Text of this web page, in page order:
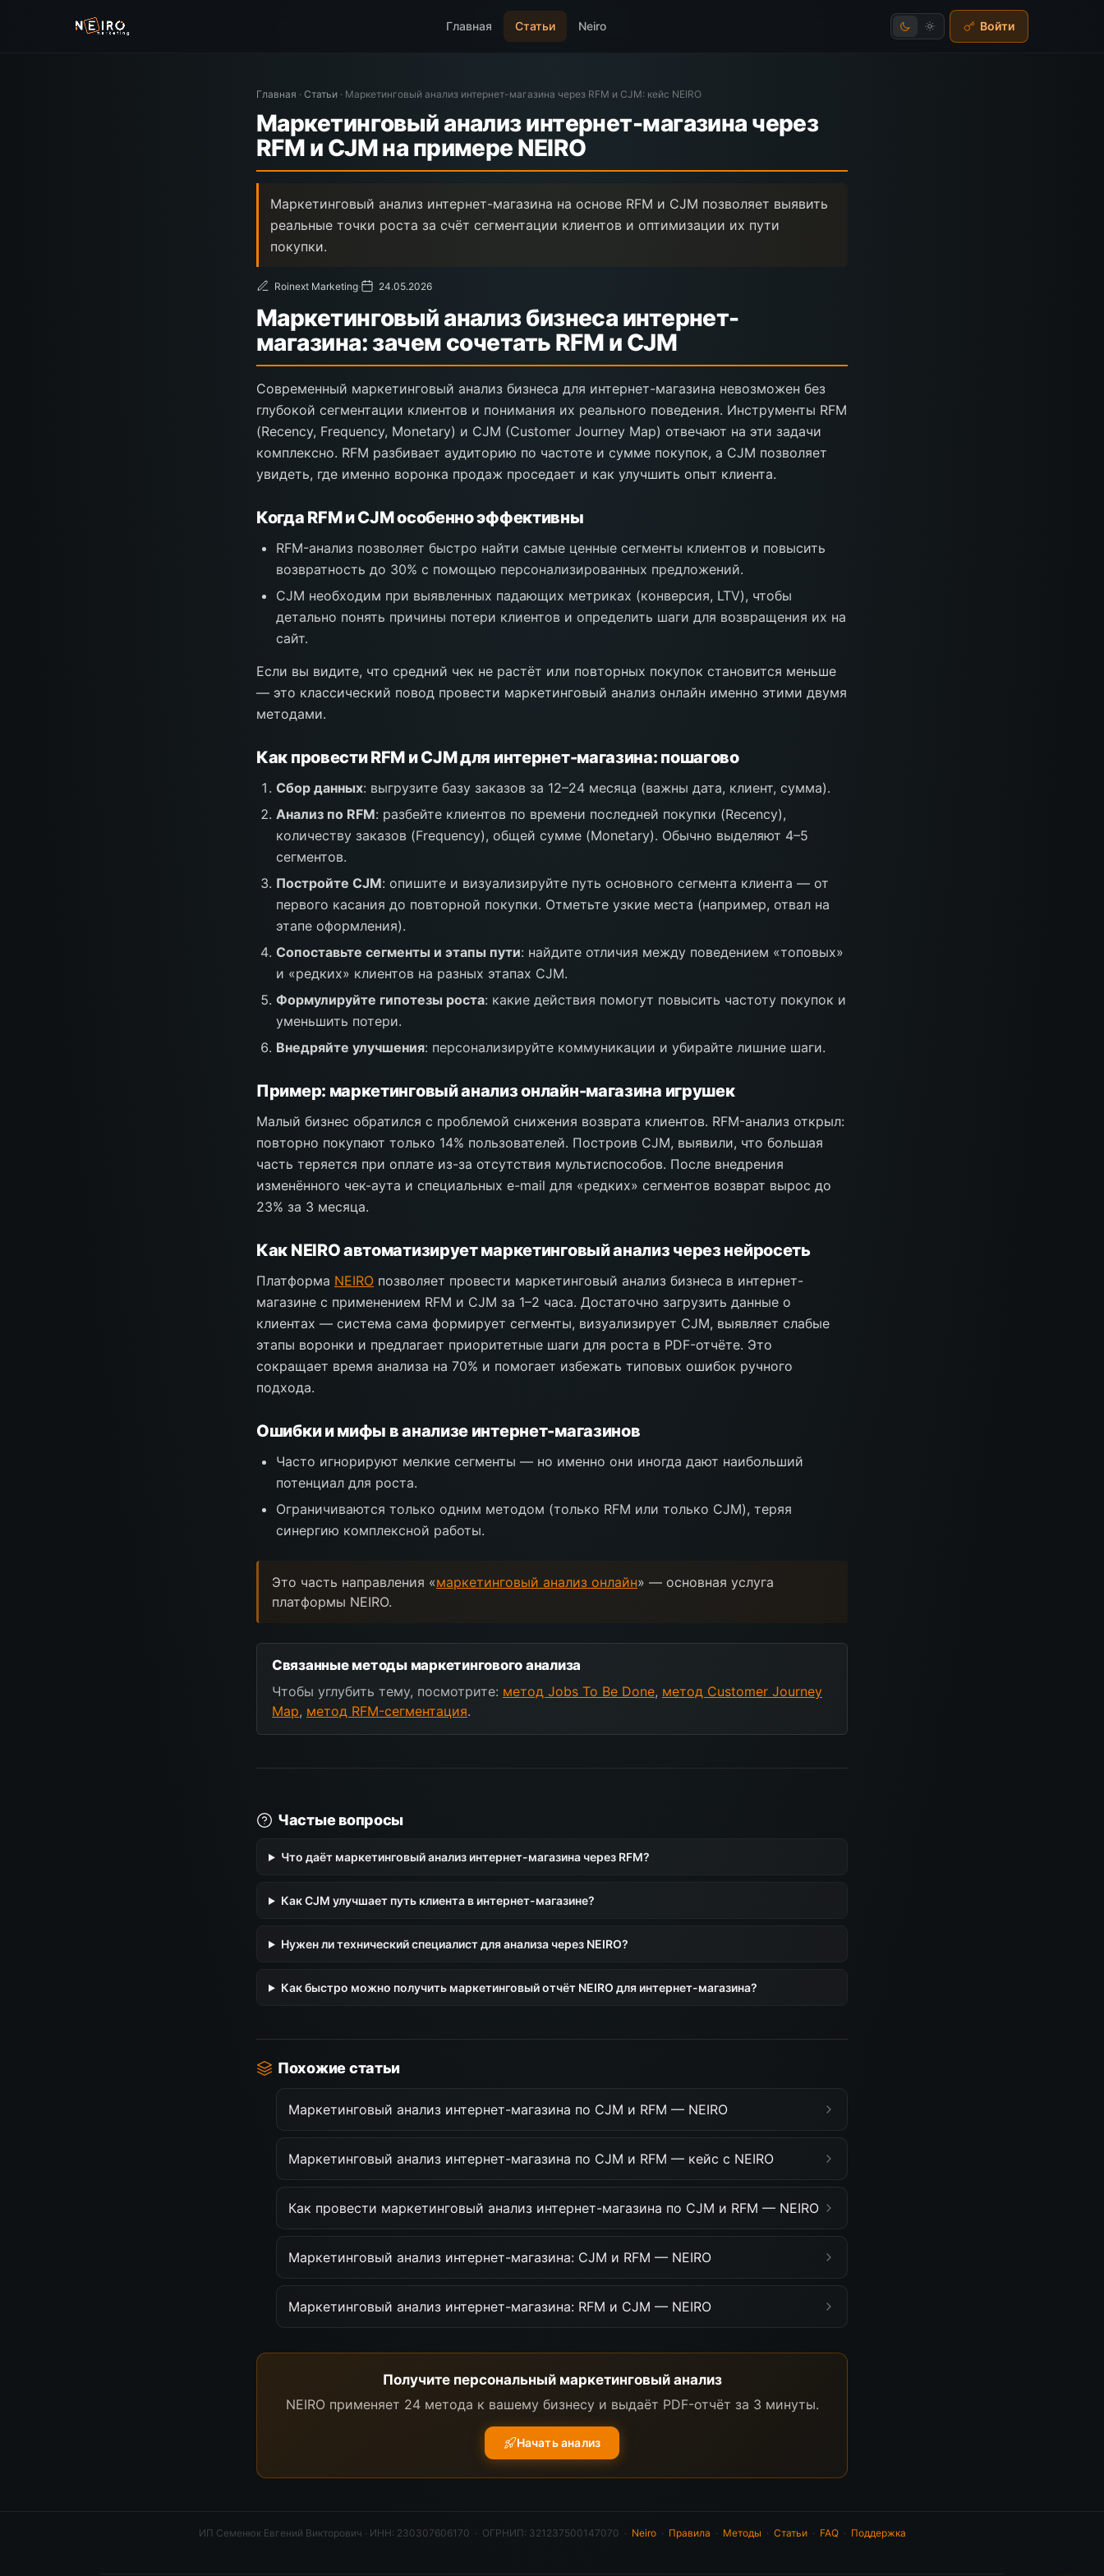
Главная Статьи Neiro Войти
Главная · Статьи · Маркетинговый анализ интернет-магазина через RFM и CJM: кейс NEIRO
Маркетинговый анализ интернет-магазина через
RFM и CJM на примере NEIRO
Маркетинговый анализ интернет-магазина на основе RFM и CJM позволяет выявить
реальные точки роста за счёт сегментации клиентов и оптимизации их пути
покупки.
Roinext Marketing· 24.05.2026
Маркетинговый анализ бизнеса интернет-
магазина: зачем сочетать RFM и CJM
Современный маркетинговый анализ бизнеса для интернет-магазина невозможен без
глубокой сегментации клиентов и понимания их реального поведения. Инструменты RFM
(Recency, Frequency, Monetary) и CJM (Customer Journey Map) отвечают на эти задачи
комплексно. RFM разбивает аудиторию по частоте и сумме покупок, а CJM позволяет
увидеть, где именно воронка продаж проседает и как улучшить опыт клиента.
Когда RFM и CJM особенно эффективны
RFM-анализ позволяет быстро найти самые ценные сегменты клиентов и повысить
возвратность до 30% с помощью персонализированных предложений.
CJM необходим при выявленных падающих метриках (конверсия, LTV), чтобы
детально понять причины потери клиентов и определить шаги для возвращения их на
сайт.
Если вы видите, что средний чек не растёт или повторных покупок становится меньше
— это классический повод провести маркетинговый анализ онлайн именно этими двумя
методами.
Как провести RFM и CJM для интернет-магазина: пошагово
Сбор данных: выгрузите базу заказов за 12–24 месяца (важны дата, клиент, сумма).
Анализ по RFM: разбейте клиентов по времени последней покупки (Recency),
количеству заказов (Frequency), общей сумме (Monetary). Обычно выделяют 4–5
сегментов.
Постройте CJM: опишите и визуализируйте путь основного сегмента клиента — от
первого касания до повторной покупки. Отметьте узкие места (например, отвал на
этапе оформления).
Сопоставьте сегменты и этапы пути: найдите отличия между поведением «топовых»
и «редких» клиентов на разных этапах CJM.
Формулируйте гипотезы роста: какие действия помогут повысить частоту покупок и
уменьшить потери.
Внедряйте улучшения: персонализируйте коммуникации и убирайте лишние шаги.
Пример: маркетинговый анализ онлайн-магазина игрушек
Малый бизнес обратился с проблемой снижения возврата клиентов. RFM-анализ открыл:
повторно покупают только 14% пользователей. Построив CJM, выявили, что большая
часть теряется при оплате из-за отсутствия мультиспособов. После внедрения
изменённого чек-аута и специальных e-mail для «редких» сегментов возврат вырос до
23% за 3 месяца.
Как NEIRO автоматизирует маркетинговый анализ через нейросеть
Платформа NEIRO позволяет провести маркетинговый анализ бизнеса в интернет-
магазине с применением RFM и CJM за 1–2 часа. Достаточно загрузить данные о
клиентах — система сама формирует сегменты, визуализирует CJM, выявляет слабые
этапы воронки и предлагает приоритетные шаги для роста в PDF-отчёте. Это
сокращает время анализа на 70% и помогает избежать типовых ошибок ручного
подхода.
Ошибки и мифы в анализе интернет-магазинов
Часто игнорируют мелкие сегменты — но именно они иногда дают наибольший
потенциал для роста.
Ограничиваются только одним методом (только RFM или только CJM), теряя
синергию комплексной работы.
Это часть направления «маркетинговый анализ онлайн» — основная услуга
платформы NEIRO.
Связанные методы маркетингового анализа
Чтобы углубить тему, посмотрите: метод Jobs To Be Done, метод Customer Journey
Map, метод RFM-сегментация.
Частые вопросы
Что даёт маркетинговый анализ интернет-магазина через RFM?
Как CJM улучшает путь клиента в интернет-магазине?
Нужен ли технический специалист для анализа через NEIRO?
Как быстро можно получить маркетинговый отчёт NEIRO для интернет-магазина?
Похожие статьи
Маркетинговый анализ интернет-магазина по CJM и RFM — NEIRO
Маркетинговый анализ интернет-магазина по CJM и RFM — кейс с NEIRO
Как провести маркетинговый анализ интернет-магазина по CJM и RFM — NEIRO
Маркетинговый анализ интернет-магазина: CJM и RFM — NEIRO
Маркетинговый анализ интернет-магазина: RFM и CJM — NEIRO
Получите персональный маркетинговый анализ
NEIRO применяет 24 метода к вашему бизнесу и выдаёт PDF-отчёт за 3 минуты.
Начать анализ
ИП Семенюк Евгений Викторович · ИНН: 230307606170 · ОГРНИП: 321237500147070 · Neiro· Правила · Методы · Статьи· FAQ· Поддержка